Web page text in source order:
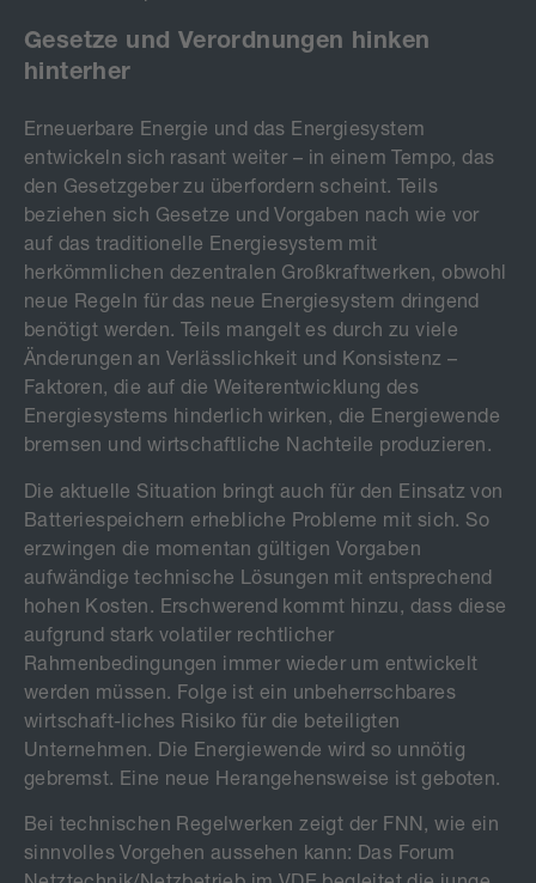
Gesetze und Verordnungen hinken
hinterher
Erneuerbare Energie und das Energiesystem
entwickeln sich rasant weiter – in einem Tempo, das
den Gesetzgeber zu überfordern scheint. Teils
beziehen sich Gesetze und Vorgaben nach wie vor
auf das traditionelle Energiesystem mit
herkömmlichen dezentralen Großkraftwerken, obwohl
neue Regeln für das neue Energiesystem dringend
benötigt werden. Teils mangelt es durch zu viele
Änderungen an Verlässlichkeit und Konsistenz –
Faktoren, die auf die Weiterentwicklung des
Energiesystems hinderlich wirken, die Energiewende
bremsen und wirtschaftliche Nachteile produzieren.
Die aktuelle Situation bringt auch für den Einsatz von
Batteriespeichern erhebliche Probleme mit sich. So
erzwingen die momentan gültigen Vorgaben
aufwändige technische Lösungen mit entsprechend
hohen Kosten. Erschwerend kommt hinzu, dass diese
aufgrund stark volatiler rechtlicher
Rahmenbedingungen immer wieder um entwickelt
werden müssen. Folge ist ein unbeherrschbares
wirtschaft-liches Risiko für die beteiligten
Unternehmen. Die Energiewende wird so unnötig
gebremst. Eine neue Herangehensweise ist geboten.
Bei technischen Regelwerken zeigt der FNN, wie ein
sinnvolles Vorgehen aussehen kann: Das Forum